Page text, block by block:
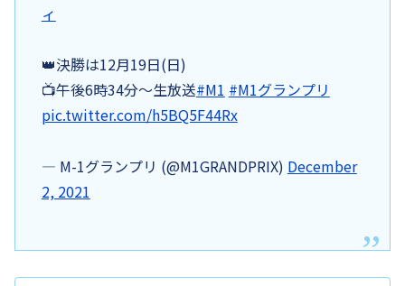
ィ
👑決勝は12月19日(日)
📺午後6時34分～生放送#M1 #M1グランプリ
pic.twitter.com/h5BQ5F44Rx
— M-1グランプリ (@M1GRANDPRIX) December
2, 2021